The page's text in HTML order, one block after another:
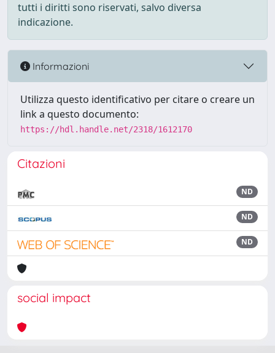
tutti i diritti sono riservati, salvo diversa
indicazione.
Informazioni
Utilizza questo identificativo per citare o creare un
link a questo documento:
https://hdl.handle.net/2318/1612170
Citazioni
ND
ND
ND
social impact